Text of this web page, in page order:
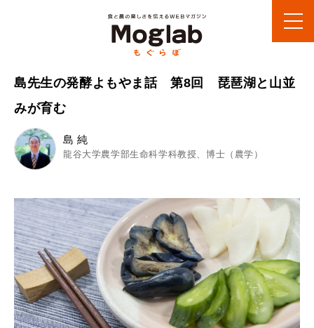
島先生の発酵よもやま話 第8回 琵琶湖と山並
みが育む
島 純
龍谷大学農学部生命科学科教授、博士（農学）